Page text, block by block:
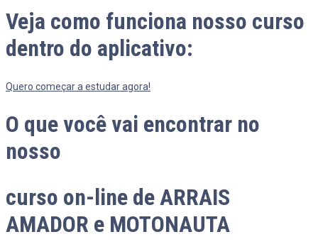
Veja como funciona nosso curso
dentro do aplicativo:
Quero começar a estudar agora!
O que você vai encontrar no
nosso
curso on-line de ARRAIS
AMADOR e MOTONAUTA